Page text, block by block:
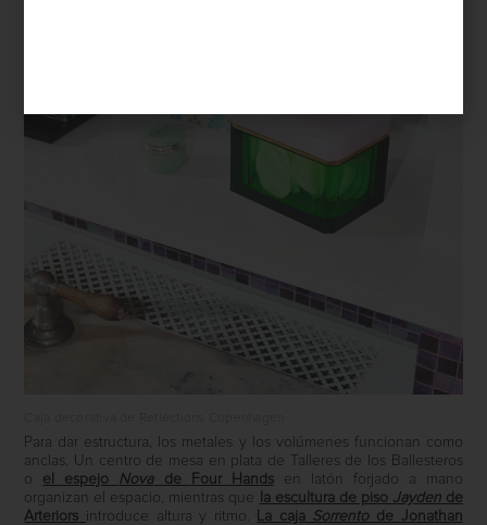
Para dar estructura, los metales y los volúmenes funcionan como
anclas. Un centro de mesa en plata de Talleres de los Ballesteros
o el espejo Novade Four Handsen latón forjado a mano
organizan el espacio, mientras que
la escultura de piso Jaydende
Arteriors introduce altura y ritmo. La cajaSorrentode Jonathan